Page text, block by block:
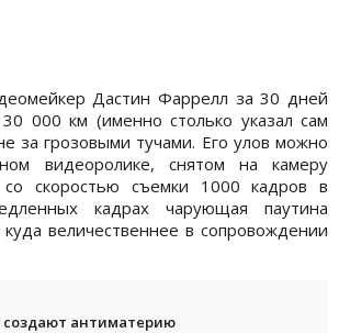
Дастин Фаррелл за 30 дней
000 км (именно столько указал сам
за грозовыми тучами. Его улов можно
видеоролике, снятом на камеру
со скоростью съемки 1000 кадров в
кадрах чарующая паутина
величественнее в сопровождении
антиматерию